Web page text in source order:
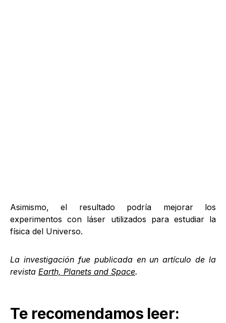
Asimismo, el resultado podría mejorar los
experimentos con láser utilizados para estudiar la
física del Universo.
La investigación fue publicada en un artículo de la
revista Earth, Planets and Space.
Te recomendamos leer: